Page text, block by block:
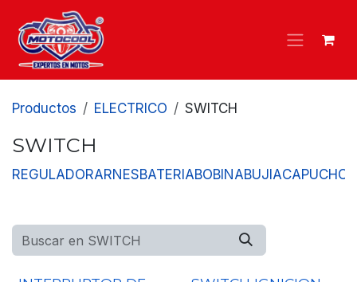
Ir al contenido
Productos ELECTRICO SWITCH
SWITCH
REGULADORARNESBATERIABOBINABUJIA